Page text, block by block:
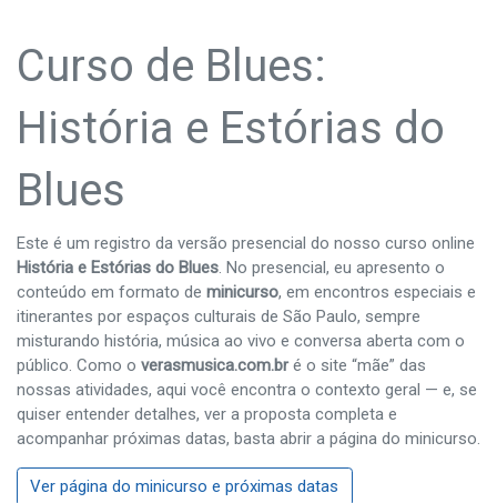
Curso de Blues:
História e Estórias do
Blues
Este é um registro da versão presencial do nosso curso online
História e Estórias do Blues. No presencial, eu apresento o
conteúdo em formato de minicurso, em encontros especiais e
itinerantes por espaços culturais de São Paulo, sempre
misturando história, música ao vivo e conversa aberta com o
público. Como o verasmusica.com.bré o site “mãe” das
nossas atividades, aqui você encontra o contexto geral — e, se
quiser entender detalhes, ver a proposta completa e
acompanhar próximas datas, basta abrir a página do minicurso.
Ver página do minicurso e próximas datas